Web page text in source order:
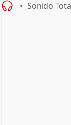
Sonido